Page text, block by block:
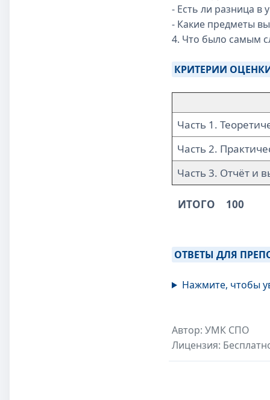
- Есть ли разница
- Какие предметы
4. Что было самым
КРИТЕРИИ
Часть 1.
Часть 2.
Часть 3. Отчёт и
ИТОГО 100
ОТВЕТЫ ДЛЯ
Нажмите, чтобы
Автор: УМК СПО
Лицензия: